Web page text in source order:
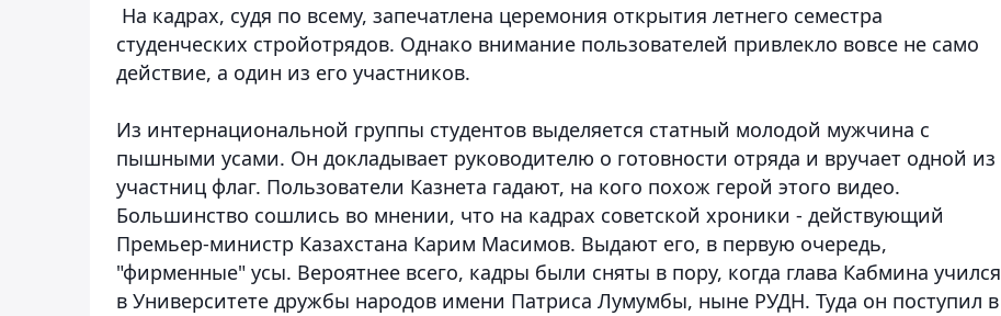
На кадрах, судя по всему, запечатлена церемония открытия летнего семестра
студенческих стройотрядов. Однако внимание пользователей привлекло вовсе не само
действие, а один из его участников.
Из интернациональной группы студентов выделяется статный молодой мужчина с
пышными усами. Он докладывает руководителю о готовности отряда и вручает одной из
участниц флаг. Пользователи Казнета гадают, на кого похож герой этого видео.
Большинство сошлись во мнении, что на кадрах советской хроники - действующий
Премьер-министр Казахстана Карим Масимов. Выдают его, в первую очередь,
"фирменные" усы. Вероятнее всего, кадры были сняты в пору, когда глава Кабмина учился
в Университете дружбы народов имени Патриса Лумумбы, ныне РУДН. Туда он поступил в